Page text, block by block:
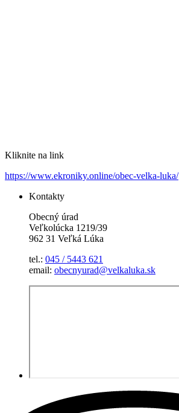
Kliknite na link
https://www.ekroniky.online/obec-velka-luka/
Kontakty
Obecný úrad
Veľkolúcka 1219/39
962 31 Veľká Lúka
tel.: 045 / 5443 621
email: obecnyurad@velkaluka.sk